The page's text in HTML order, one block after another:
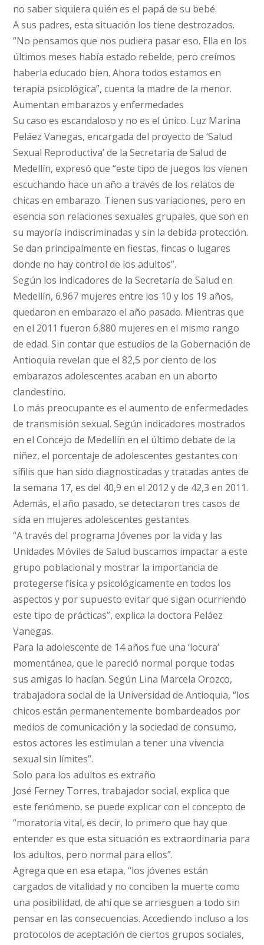
no saber siquiera quién es el papá de su bebé.
A sus padres, esta situación los tiene destrozados.
“No pensamos que nos pudiera pasar eso. Ella en los
últimos meses había estado rebelde, pero creímos
haberla educado bien. Ahora todos estamos en
terapia psicológica”, cuenta la madre de la menor.
Aumentan embarazos y enfermedades
Su caso es escandaloso y no es el único. Luz Marina
Peláez Vanegas, encargada del proyecto de ‘Salud
Sexual Reproductiva’ de la Secretaría de Salud de
Medellín, expresó que “este tipo de juegos los vienen
escuchando hace un año a través de los relatos de
chicas en embarazo. Tienen sus variaciones, pero en
esencia son relaciones sexuales grupales, que son en
su mayoría indiscriminadas y sin la debida protección.
Se dan principalmente en fiestas, fincas o lugares
donde no hay control de los adultos”.
Según los indicadores de la Secretaría de Salud en
Medellín, 6.967 mujeres entre los 10 y los 19 años,
quedaron en embarazo el año pasado. Mientras que
en el 2011 fueron 6.880 mujeres en el mismo rango
de edad. Sin contar que estudios de la Gobernación de
Antioquia revelan que el 82,5 por ciento de los
embarazos adolescentes acaban en un aborto
clandestino.
Lo más preocupante es el aumento de enfermedades
de transmisión sexual. Según indicadores mostrados
en el Concejo de Medellín en el último debate de la
niñez, el porcentaje de adolescentes gestantes con
sífilis que han sido diagnosticadas y tratadas antes de
la semana 17, es del 40,9 en el 2012 y de 42,3 en 2011.
Además, el año pasado, se detectaron tres casos de
sida en mujeres adolescentes gestantes.
“A través del programa Jóvenes por la vida y las
Unidades Móviles de Salud buscamos impactar a este
grupo poblacional y mostrar la importancia de
protegerse física y psicológicamente en todos los
aspectos y por supuesto evitar que sigan ocurriendo
este tipo de prácticas”, explica la doctora Peláez
Vanegas.
Para la adolescente de 14 años fue una ‘locura’
momentánea, que le pareció normal porque todas
sus amigas lo hacían. Según Lina Marcela Orozco,
trabajadora social de la Universidad de Antioquia, “los
chicos están permanentemente bombardeados por
medios de comunicación y la sociedad de consumo,
estos actores les estimulan a tener una vivencia
sexual sin límites”.
Solo para los adultos es extraño
José Ferney Torres, trabajador social, explica que
este fenómeno, se puede explicar con el concepto de
“moratoria vital, es decir, lo primero que hay que
entender es que esta situación es extraordinaria para
los adultos, pero normal para ellos”.
Agrega que en esa etapa, “los jóvenes están
cargados de vitalidad y no conciben la muerte como
una posibilidad, de ahí que se arriesguen a todo sin
pensar en las consecuencias. Accediendo incluso a los
protocolos de aceptación de ciertos grupos sociales,